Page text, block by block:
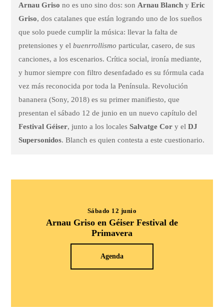
Arnau Griso no es uno sino dos: son Arnau Blanch yEric
Griso, dos catalanes que están logrando uno de los sueños
que solo puede cumplir la música: llevar la falta de
pretensiones y elbuenrrollismo particular, casero, de sus
canciones, a los escenarios. Crítica social, ironía mediante,
y humor siempre con filtro desenfadado es su fórmula cada
vez más reconocida por toda la Península. Revolución
bananera (Sony, 2018) es su primer manifiesto, que
presentan el sábado 12 de junio en un nuevo capítulo del
Festival Géiser, junto a los localesSalvatge Cor y elDJ
Supersonidos. Blanch es quien contesta a este cuestionario.
Sábado 12 junio
Arnau Griso en Géiser Festival de
Primavera
Agenda